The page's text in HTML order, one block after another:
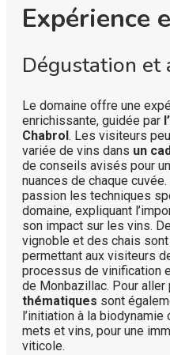
Expérience
Dégustation et
Le domaine offre une
enrichissante, guidée par
Chabrol . Les visiteurs
variée de vins dans un
de conseils avisés pour
nuances de chaque
passion les techniques
domaine, expliquant
son impact sur les vins.
vignoble et des chais
permettant aux visiteurs
processus de vinification
de Monbazillac. Pour aller
thématiques sont
l’initiation à la
mets et vins, pour une
viticole.